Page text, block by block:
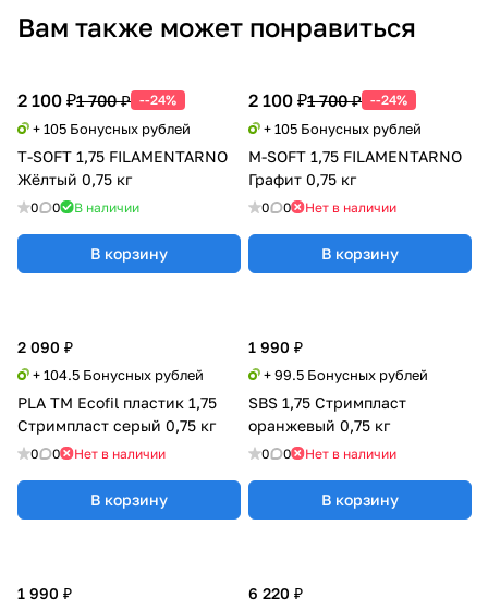
Вам также может понравиться
2 100 ₽1 700 ₽ --24%
+ 105 Бонусных рублей
T-SOFT 1,75 FILAMENTARNO
Жёлтый 0,75 кг
0 0 В наличии
В корзину
2 100 ₽1 700 ₽ --24%
+ 105 Бонусных рублей
M-SOFT 1,75 FILAMENTARNO
Графит 0,75 кг
0 0 Нет в наличии
В корзину
1 990 ₽
+ 99.5 Бонусных рублей
SBS 1,75 Стримпласт
оранжевый 0,75 кг
0 0 Нет в наличии
В корзину
1 990 ₽ 6 220 ₽
2 090 ₽
+ 104.5 Бонусных рублей
PLA TM Ecofil пластик 1,75
Стримпласт серый 0,75 кг
0 0 Нет в наличии
В корзину